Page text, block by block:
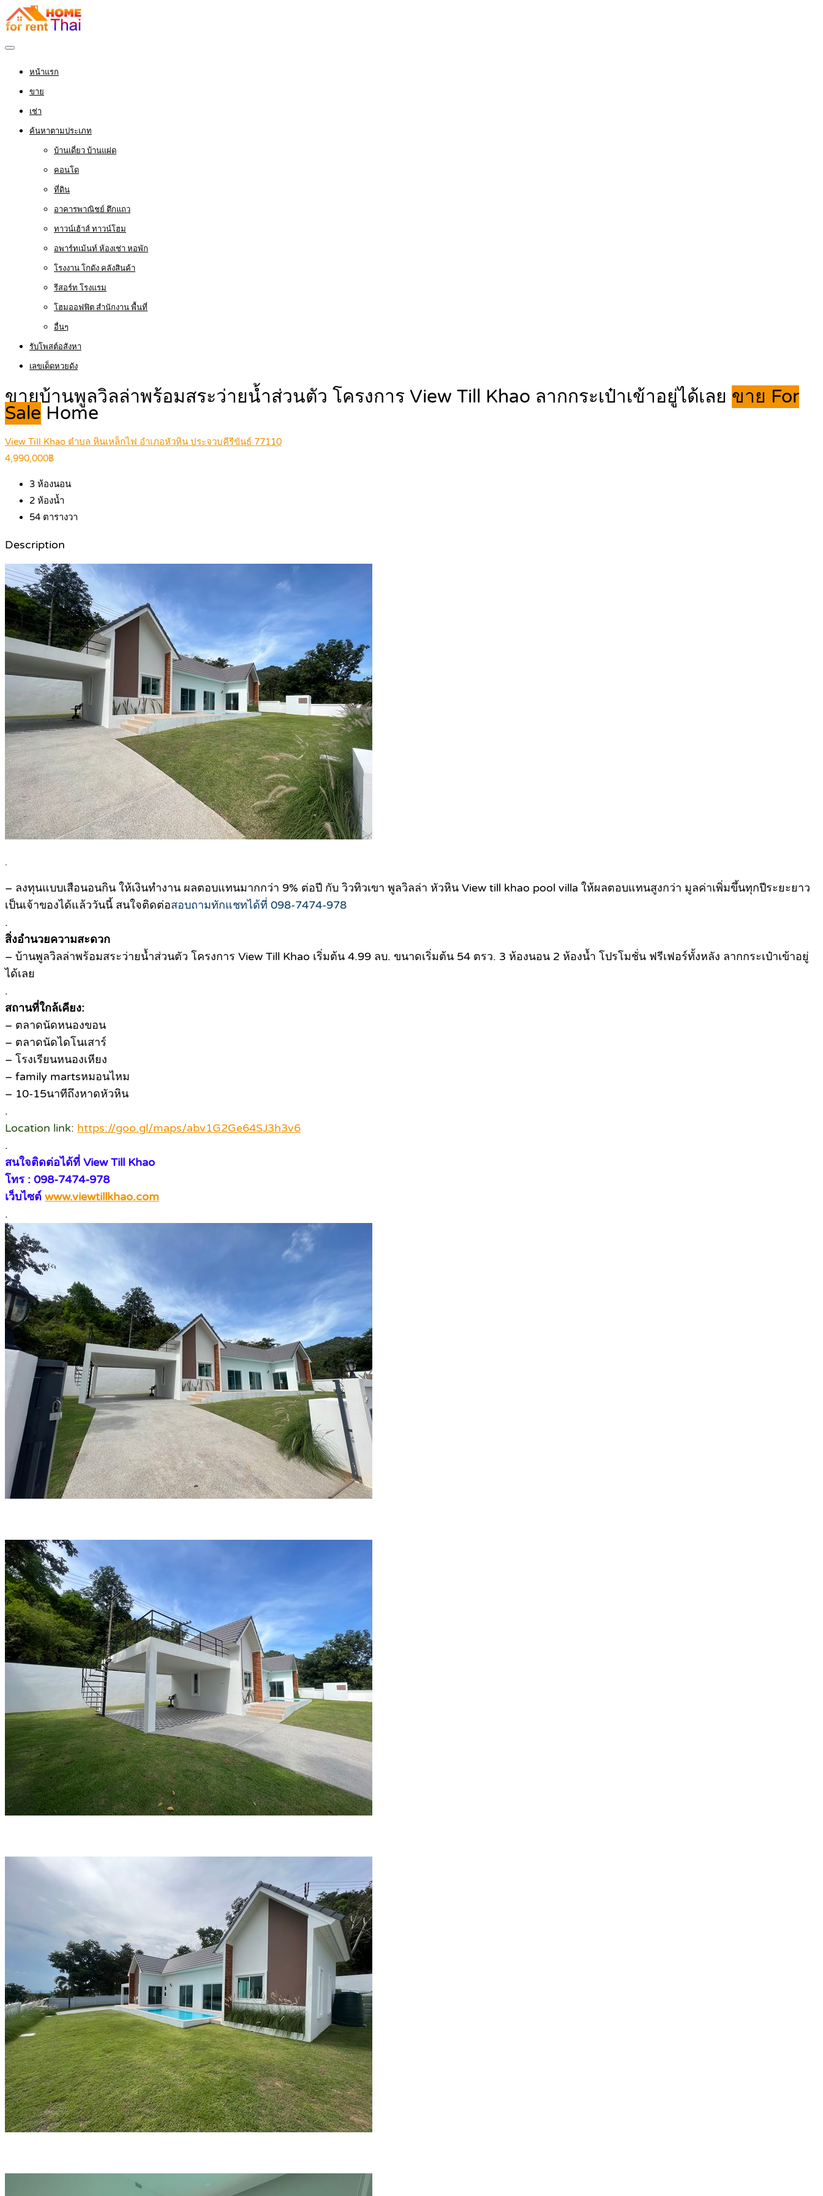
หน้าแรก
ขาย
เช่า
ค้นหาตามประเภท
บ้านเดี่ยว บ้านแฝด
คอนโด
ที่ดิน
อาคารพาณิชย์ ตึกแถว
ทาวน์เฮ้าส์ ทาวน์โฮม
อพาร์ทเม้นท์ ห้องเช่า หอพัก
โรงงาน โกดัง คลังสินค้า
รีสอร์ท โรงแรม
โฮมออฟฟิต สำนักงาน พื้นที่
อื่นๆ
รับโพสต์อสังหา
เลขเด็ดหวยดัง
ขายบ้านพูลวิลล่าพร้อมสระว่ายน้ำส่วนตัว โครงการ View Till Khao ลากกระเป๋าเข้าอยู่ได้เลย ขาย For
Sale Home
View Till Khao ตำบล หินเหล็กไฟ อำเภอหัวหิน ประจวบคีรีขันธ์ 77110
4,990,000฿
3 ห้องนอน
2 ห้องน้ำ
54 ตารางวา
Description
.
– ลงทุนแบบเสือนอนกิน ให้เงินทำงาน ผลตอบแทนมากกว่า 9% ต่อปี กับ วิวทิวเขา พูลวิลล่า หัวหิน View till khao pool villa ให้ผลตอบแทนสูงกว่า มูลค่าเพิ่มขึ้นทุกปีระยะยาว
เป็นเจ้าของได้แล้ววันนี้ สนใจติดต่อสอบถามทักแชทได้ที่ 098-7474-978
.
สิ่งอำนวยความสะดวก
– บ้านพูลวิลล่าพร้อมสระว่ายน้ำส่วนตัว โครงการ View Till Khao เริ่มต้น 4.99 ลบ. ขนาดเริ่มต้น 54 ตรว. 3 ห้องนอน 2 ห้องน้ำ โปรโมชั่น ฟรีเฟอร์ทั้งหลัง ลากกระเป๋าเข้าอยู่
ได้เลย
.
สถานที่ใกล้เคียง:
– ตลาดนัดหนองขอน
– ตลาดนัดไดโนเสาร์
– โรงเรียนหนองเหียง
– family martsหมอนไหม
– 10-15นาทีถึงหาดหัวหิน
.
Location link: https://goo.gl/maps/abv1G2Ge64SJ3h3v6
.
สนใจติดต่อได้ที่ View Till Khao
โทร : 098-7474-978
เว็บไซต์ www.viewtillkhao.com
.